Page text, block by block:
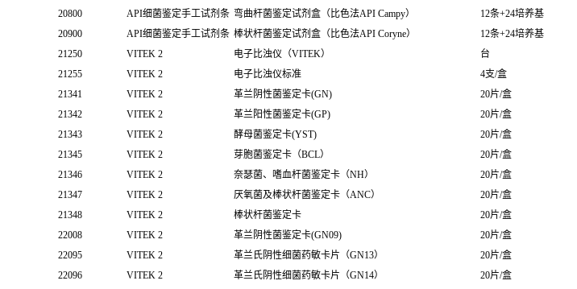
20800
API细菌鉴定手工试剂条 弯曲杆菌鉴定试剂盒（比色法API Campy）
12条+24培养基
20900
API细菌鉴定手工试剂条 棒状杆菌鉴定试剂盒（比色法API Coryne）
12条+24培养基
21250
VITEK 2 电子比浊仪（VITEK）
台
21255
VITEK 2 电子比浊仪标准
4支/盒
21341
VITEK 2 革兰阴性菌鉴定卡(GN)
20片/盒
21342
VITEK 2 革兰阳性菌鉴定卡(GP)
20片/盒
21343
VITEK 2 酵母菌鉴定卡(YST)
20片/盒
21345
VITEK 2 芽胞菌鉴定卡（BCL）
20片/盒
21346
VITEK 2 奈瑟菌、嗜血杆菌鉴定卡（NH）
20片/盒
21347
VITEK 2 厌氧菌及棒状杆菌鉴定卡（ANC）
20片/盒
21348
VITEK 2 棒状杆菌鉴定卡
20片/盒
22008
VITEK 2 革兰阴性菌鉴定卡(GN09)
20片/盒
22095
VITEK 2 革兰氏阴性细菌药敏卡片（GN13）
20片/盒
22096
VITEK 2 革兰氏阴性细菌药敏卡片（GN14）
20片/盒